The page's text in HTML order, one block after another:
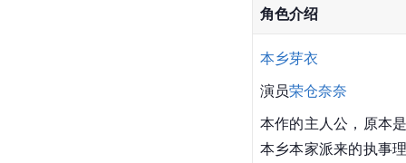
角色介绍
本乡芽衣
演员荣仓奈奈
本作的主人公，原本
本乡本家派来的执事